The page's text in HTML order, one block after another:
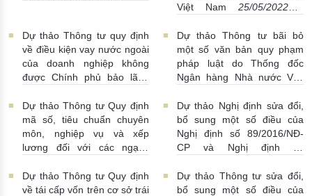
Việt Nam
25/05/2022 |
Dự thảo Thông tư quy định
về điều kiện vay nước ngoài
của doanh nghiệp không
được Chính phủ bảo lãnh
Dự thảo Thông tư bãi bỏ
một số văn bản quy phạm
pháp luật do Thống đốc
Ngân hàng Nhà nước Việt
23:43:00
Dự thảo Thông tư Quy định
mã số, tiêu chuẩn chuyên
môn, nghiệp vụ và xếp
lương đối với các ngạch
Ngân hàng
29/04/2022 |
23:41:00
Dự thảo Nghị định sửa đổi,
bổ sung một số điều của
Nghị định số 89/2016/NĐ-
CP và Nghị định số
| 21:02:00
Dự thảo Thông tư Quy định
về tái cấp vốn trên cơ sở trái
Dự thảo Thông tư sửa đổi,
bổ sung một số điều của